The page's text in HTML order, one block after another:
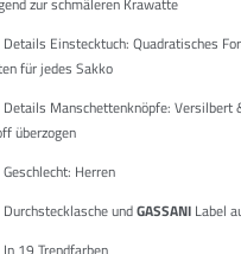
Details Einstecktuch: Quadratisches
für jedes Sakko
Details Manschettenknöpfe: Versilbert
überzogen
Geschlecht: Herren
Durchstecklasche undGASSANI Label